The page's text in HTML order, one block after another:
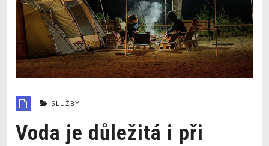
SLUŽBY
Voda je důležitá i při